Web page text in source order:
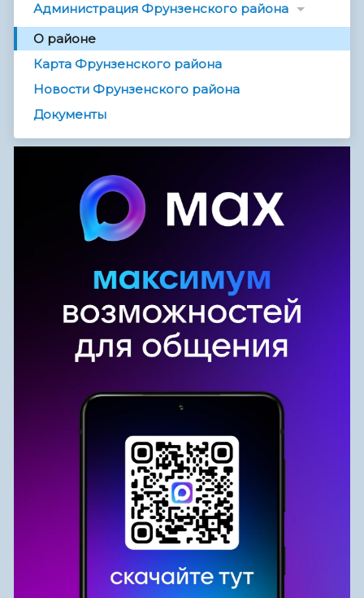
Администрация Фрунзенского района
О районе
Карта Фрунзенского района
Новости Фрунзенского района
Документы